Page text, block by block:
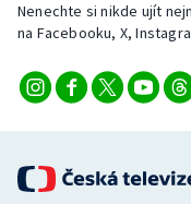
Vodní slalom
Volejbal
Ostatní
Nenechte si nikde ujít
na Facebooku, X,